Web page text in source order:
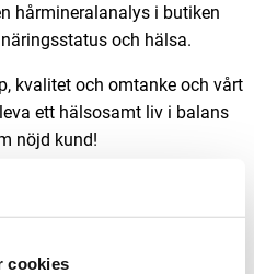
cookies
hårmineralanalys i butiken
och hälsa.
kvalitet och omtanke och vårt
ett hälsosamt liv i balans
nöjd kund!
Johanna, Camilla och